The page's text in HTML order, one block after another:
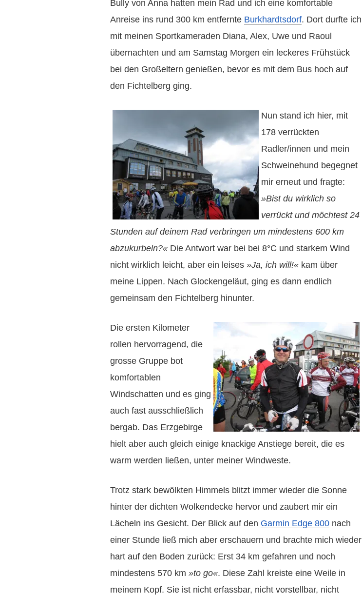
Bully von Anna hatten mein Rad und ich eine komfortable
Anreise ins rund 300 km entfernte Burkhardtsdorf. Dort durfte ich
mit meinen Sportkameraden Diana, Alex, Uwe und Raoul
übernachten und am Samstag Morgen ein leckeres Frühstück
bei den Großeltern genießen, bevor es mit dem Bus hoch auf
den Fichtelberg ging.
Nun stand ich hier, mit
178 verrückten
Radler/innen und mein
Schweinehund begegnet
mir erneut und fragte:
»Bist du wirklich so
verrückt und möchtest 24
Stunden auf deinem Rad verbringen um mindestens 600 km
abzukurbeln?« Die Antwort war bei bei 8°C und starkem Wind
nicht wirklich leicht, aber ein leises »Ja, ich will!« kam über
meine Lippen. Nach Glockengeläut, ging es dann endlich
gemeinsam den Fichtelberg hinunter.
Die ersten Kilometer
rollen hervorragend, die
grosse Gruppe bot
komfortablen
Windschatten und es ging
auch fast ausschließlich
bergab. Das Erzgebirge
hielt aber auch gleich einige knackige Anstiege bereit, die es
warm werden ließen, unter meiner Windweste.
Trotz stark bewölkten Himmels blitzt immer wieder die Sonne
hinter der dichten Wolkendecke hervor und zaubert mir ein
Lächeln ins Gesicht. Der Blick auf den Garmin Edge 800 nach
einer Stunde ließ mich aber erschauern und brachte mich wieder
hart auf den Boden zurück: Erst 34 km gefahren und noch
mindestens 570 km »to go«. Diese Zahl kreiste eine Weile in
meinem Kopf. Sie ist nicht erfassbar, nicht vorstellbar, nicht